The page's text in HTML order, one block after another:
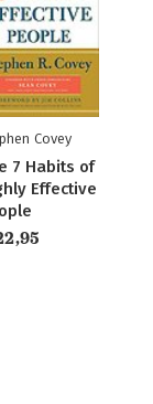
Covey
7 Habits of
Effective